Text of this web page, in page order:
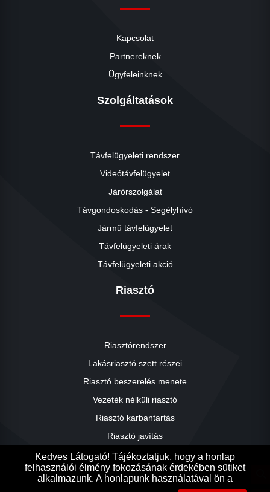
Kapcsolat
Partnereknek
Ügyfeleinknek
Szolgáltatások
Távfelügyeleti rendszer
Videótávfelügyelet
Járőrszolgálat
Távgondoskodás - Segélyhívó
Jármű távfelügyelet
Távfelügyeleti árak
Távfelügyeleti akció
Riasztó
Riasztórendszer
Lakásriasztó szett részei
Riasztó beszerelés menete
Vezeték nélküli riasztó
Riasztó karbantartás
Riasztó javítás
Riasztók árai
Riasztó akció
Kedves Látogató! Tájékoztatjuk, hogy a honlap
felhasználói élmény fokozásának érdekében sütiket
alkalmazunk. A honlapunk használatával ön a